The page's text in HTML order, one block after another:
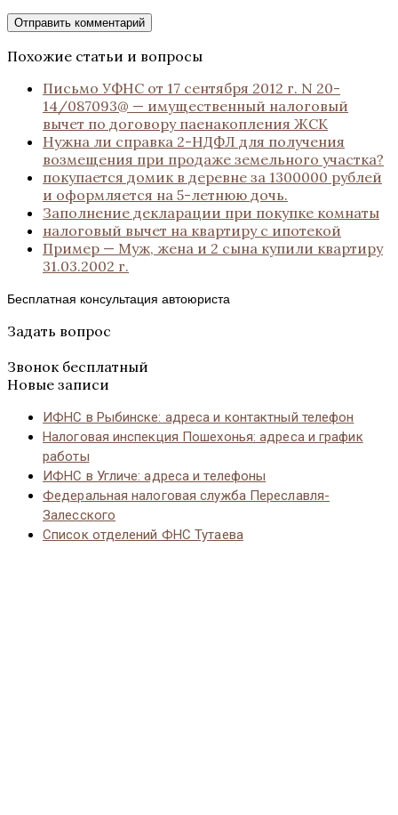
Похожие статьи и вопросы
Письмо УФНС от 17 сентября 2012 г. N 20-
14/087093@ — имущественный налоговый
вычет по договору паенакопления ЖСК
Нужна ли справка 2-НДФЛ для получения
возмещения при продаже земельного участка?
покупается домик в деревне за 1300000 рублей
и оформляется на 5-летнюю дочь.
Заполнение декларации при покупке комнаты
налоговый вычет на квартиру с ипотекой
Пример — Муж, жена и 2 сына купили квартиру
31.03.2002 г.
Бесплатная консультация автоюриста
Задать вопрос
Звонок бесплатный
Новые записи
ИФНС в Рыбинске: адреса и контактный телефон
Налоговая инспекция Пошехонья: адреса и график
работы
ИФНС в Угличе: адреса и телефоны
Федеральная налоговая служба Переславля-
Залесского
Список отделений ФНС Тутаева